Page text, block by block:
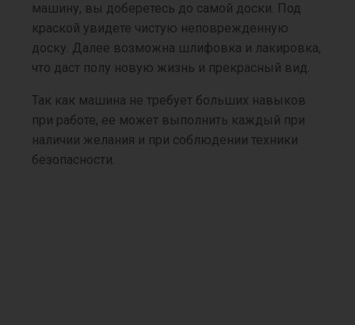
машину, вы доберетесь до самой доски. Под
краской увидете чистую неповрежденную
доску. Далее возможна шлифовка и лакировка,
что даст полу новую жизнь и прекрасный вид.
Так как машина не требует больших навыков
при работе, ее может выполнить каждый при
наличии желания и при соблюдении техники
безопасности.